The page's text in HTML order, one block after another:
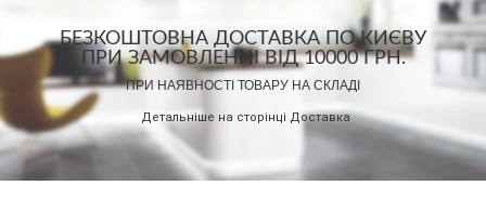
БЕЗКОШТОВНА ДОСТАВКА ПО КИЄВУ
ПРИ ЗАМОВЛЕННІ ВІД 10000 ГРН.
ПРИ НАЯВНОСТІ ТОВАРУ НА СКЛАДІ
Детальніше на сторінці Доставка